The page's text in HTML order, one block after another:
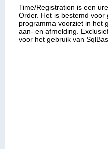
Time/Registration is een
Order. Het is bestemd
programma voorziet in het
aan- en afmelding.
voor het gebruik van